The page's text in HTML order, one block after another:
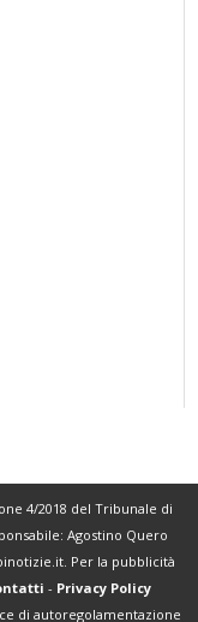
4/2018 del Tribunale di
Agostino Quero
. Per la pubblicità
- Privacy Policy
di autoregolamentazione